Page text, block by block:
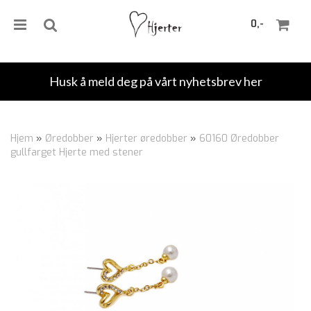
0,-
Husk å meld deg på vårt nyhetsbrev her
Hjem » Øredobber » Hjerter øredobber » 60160 Øredobber
gullfarget Hjerte med stener